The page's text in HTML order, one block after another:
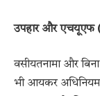
उपहार और एचयूएफ
वसीयतनामा और
भी आयकर अधिनियम